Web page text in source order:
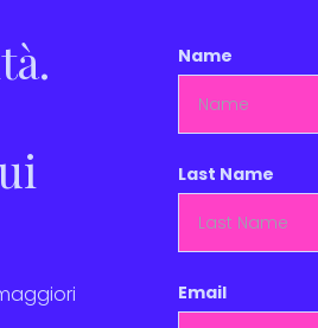
Name
Last Name
Email